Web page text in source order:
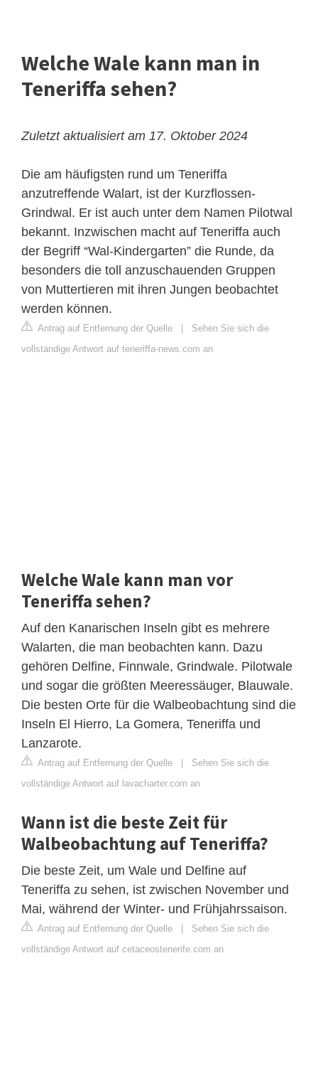
Welche Wale kann man in
Teneriffa sehen?
Zuletzt aktualisiert am 17. Oktober 2024
Die am häufigsten rund um Teneriffa
anzutreffende Walart, ist der Kurzflossen-
Grindwal . Er ist auch unter dem Namen Pilotwal
bekannt. Inzwischen macht auf Teneriffa auch
der Begriff “Wal-Kindergarten” die Runde, da
besonders die toll anzuschauenden Gruppen
von Muttertieren mit ihren Jungen beobachtet
werden können.
Antrag auf Entfernung der Quelle
Sehen Sie sich die
vollständige Antwort auf teneriffa-news.com an
Welche Wale kann man vor
Teneriffa sehen?
Auf den Kanarischen Inseln gibt es mehrere
Walarten, die man beobachten kann. Dazu
gehören Delfine, Finnwale, Grindwale. Pilotwale
und sogar die größten Meeressäuger, Blauwale.
Die besten Orte für die Walbeobachtung sind die
Inseln El Hierro, La Gomera, Teneriffa und
Lanzarote.
Antrag auf Entfernung der Quelle
Sehen Sie sich die
vollständige Antwort auf lavacharter.com an
Wann ist die beste Zeit für
Walbeobachtung auf Teneriffa?
Die beste Zeit, um Wale und Delfine auf
Teneriffa zu sehen, ist zwischen November und
Mai, während der Winter- und Frühjahrssaison.
Antrag auf Entfernung der Quelle
Sehen Sie sich die
vollständige Antwort auf cetaceostenerife.com an